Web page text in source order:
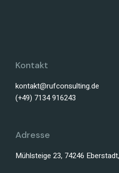
Kontakt
kontakt@rufconsulting.de
(+49) 7134 916243
Adresse
Mühlsteige 23, 74246